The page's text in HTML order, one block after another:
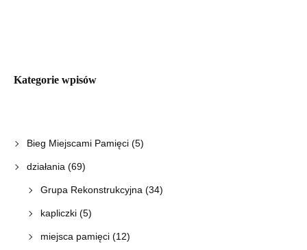
Kategorie wpisów
Bieg Miejscami Pamięci(5)
działania (69)
Grupa Rekonstrukcyjna (34)
kapliczki(5)
miejsca pamięci(12)